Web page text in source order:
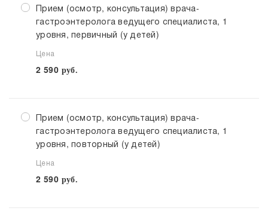
Прием (осмотр, консультация) врача-
гастроэнтеролога ведущего специалиста, 1
уровня, первичный (у детей)
Цена
2 590 руб.
Прием (осмотр, консультация) врача-
гастроэнтеролога ведущего специалиста, 1
уровня, повторный (у детей)
Цена
2 590 руб.